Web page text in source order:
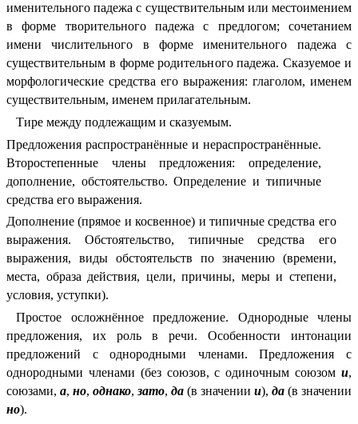
именительного падежа с существительным или местоимением
в форме творительного падежа с предлогом; сочетанием
имени числительного в форме именительного падежа с
существительным в форме родительного падежа. Сказуемое и
морфологические средства его выражения: глаголом, именем
существительным, именем прилагательным.
Тире между подлежащим и сказуемым.
Предложения распространённые и нераспространённые.
Второстепенные члены предложения: определение,
дополнение, обстоятельство. Определение и типичные
средства его выражения.
Дополнение (прямое и косвенное) и типичные средства его
выражения. Обстоятельство, типичные средства его
выражения, виды обстоятельств по значению (времени,
места, образа действия, цели, причины, меры и степени,
условия, уступки).
Простое осложнённое предложение. Однородные члены
предложения, их роль в речи. Особенности интонации
предложений с однородными членами. Предложения с
однородными членами (без союзов, с одиночным союзом и,
союзами, а, но, однако, зато, да (в значении и), да (в значении
но).